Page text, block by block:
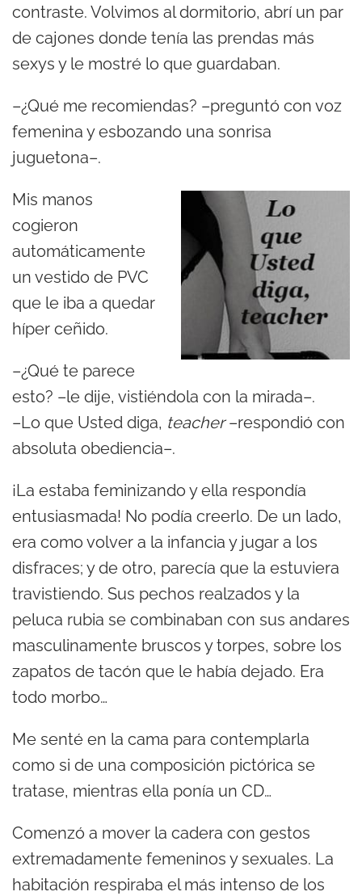
contraste. Volvimos al dormitorio, abrí un par
de cajones donde tenía las prendas más
sexys y le mostré lo que guardaban.
–¿Qué me recomiendas? –preguntó con voz
femenina y esbozando una sonrisa
juguetona–.
Mis manos
cogieron
automáticamente
un vestido de PVC
que le iba a quedar
híper ceñido.
–¿Qué te parece
esto? –le dije, vistiéndola con la mirada–.
–Lo que Usted diga, teacher–respondió con
absoluta obediencia–.
¡La estaba feminizando y ella respondía
entusiasmada! No podía creerlo. De un lado,
era como volver a la infancia y jugar a los
disfraces; y de otro, parecía que la estuviera
travistiendo. Sus pechos realzados y la
peluca rubia se combinaban con sus andares
masculinamente bruscos y torpes, sobre los
zapatos de tacón que le había dejado. Era
todo morbo…
Me senté en la cama para contemplarla
como si de una composición pictórica se
tratase, mientras ella ponía un CD…
Comenzó a mover la cadera con gestos
extremadamente femeninos y sexuales. La
habitación respiraba el más intenso de los